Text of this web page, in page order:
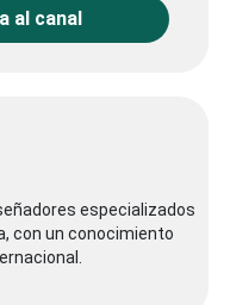
al canal
especializados
con un conocimiento